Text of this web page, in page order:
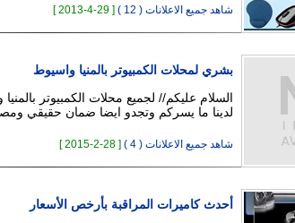
شاهد جميع الاعلانات ( 12 ) [ 29-4-2013 ]
بشري لمحلات الكمبيوتر بالمنيا واسيوط
السلام عليكم// لجميع محلات الكمبيوتر
لدينا ما يسركم وتجدو ايضا ضمان حقيقي
شاهد جميع الاعلانات ( 4 ) [ 28-2-2015 ]
أحدث كاميرات المراقبة بأرخص الأسعار